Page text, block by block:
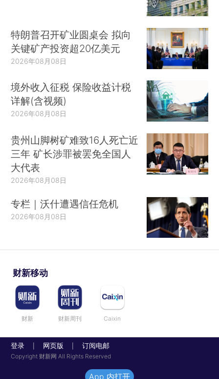
特朗普召开矿业圆桌会 拟向
关键矿产投资超20亿美元
2026年08月08日
境外收入征税 保险收益计税
详解(含视频)
2026年08月08日
贵州山脚树矿难致16人死亡近
三年 矿长涉罪被罢免全国人
大代表
2026年08月08日
专栏｜沃什遭遇信任危机
2026年08月08日
财新移动
财新 财新周刊 Caixin
登录 网页版 订阅电邮
Copyright 财新网 All Rights Reserved
App 内打开